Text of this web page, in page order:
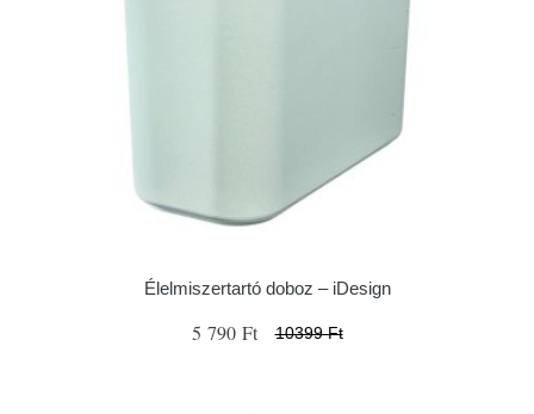
Élelmiszertartó doboz – iDesign
5 790 Ft 10399 Ft